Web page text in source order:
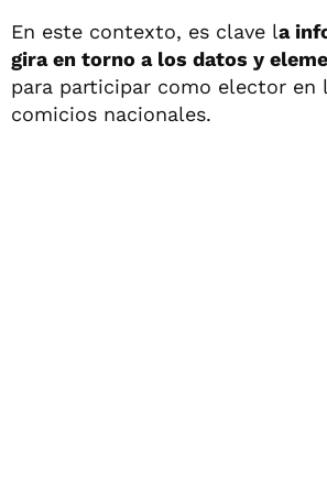
En este contexto, es clave la
gira en torno a los datos y
para participar como elector en
comicios nacionales.